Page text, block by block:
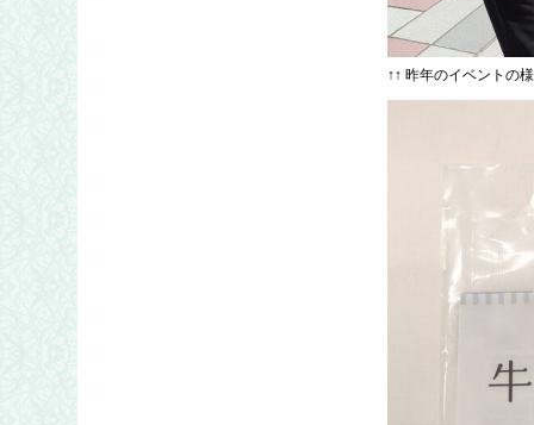
↑↑ 昨年のイベントの